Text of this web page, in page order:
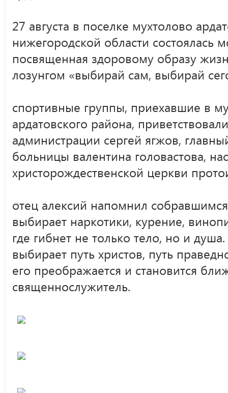
27 августа в поселке мухтолово
нижегородской области состоялась
посвященная здоровому образу
лозунгом «выбирай сам, выбирай
спортивные группы, приехавшие в
ардатовского района,
администрации сергей ягжов,
больницы валентина головастова,
христорождественской церкви
отец алексий напомнил
выбирает наркотики, курение,
где гибнет не только тело, но и
выбирает путь христов, путь
его преображается и становится
священнослужитель.